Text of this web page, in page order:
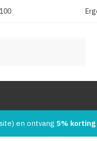
en ontvang 5% korting